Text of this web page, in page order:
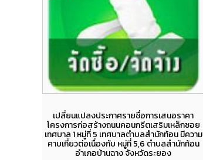
เปลี่ยนแปลงประกาศรายชื่อการเสนอราคา
โครงการก่อสร้างถนนคอนกรีตเสริมเหล็กซอย
เทศบาล 1 หมู่ที่ 5 เทศบาลตำบลสำนักท้อน มีความ
คาบเกี่ยวต่อเนื่องกับ หมู่ที่ 5,6 ตำบลสำนักท้อน
อำเภอบ้านฉาง จังหวัดระยอง